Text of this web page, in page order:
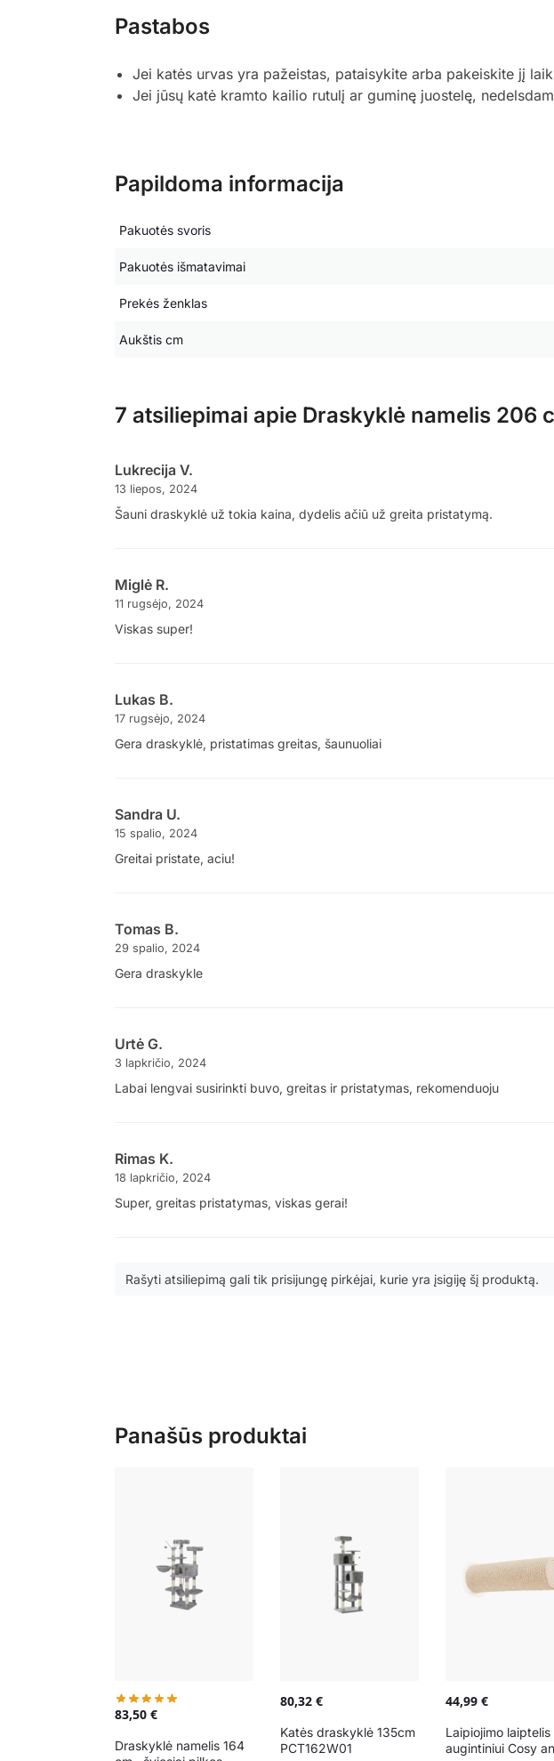
Pastabos
Jei katės urvas yra pažeistas, pataisykite arba pakeiskite jį
Jei jūsų katė kramto kailio rutulį ar guminę juostelę,
Papildoma informacija
Pakuotės svoris
Pakuotės išmatavimai
Prekės ženklas
Aukštis cm
7 atsiliepimai apie Draskyklė namelis 206
Lukrecija V.
13 liepos, 2024
Šauni draskyklė už tokia kaina, dydelis ačiū už greita pristatymą.
Miglė R.
11 rugsėjo, 2024
Viskas super!
Lukas B.
17 rugsėjo, 2024
Gera draskyklė, pristatimas greitas, šaunuoliai
Sandra U.
15 spalio, 2024
Greitai pristate, aciu!
Tomas B.
29 spalio, 2024
Gera draskykle
Urtė G.
3 lapkričio, 2024
Labai lengvai susirinkti buvo, greitas ir pristatymas, rekomenduoju
Rimas K.
18 lapkričio, 2024
Super, greitas pristatymas, viskas gerai!
Rašyti atsiliepimą gali tik prisijungę pirkėjai, kurie yra įsigiję šį produktą.
Panašūs produktai
83,50 €
Draskyklė namelis 164
80,32 €
Katės draskyklė 135cm
PCT162W01
44,99 €
Laipiojimo laiptelis
augintiniui Cosy